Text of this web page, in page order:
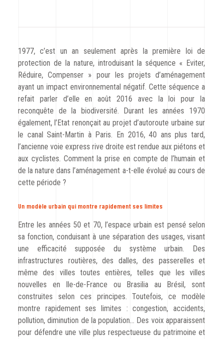
1977, c’est un an seulement après la première loi de
protection de la nature, introduisant la séquence « Eviter,
Réduire, Compenser » pour les projets d’aménagement
ayant un impact environnemental négatif. Cette séquence a
refait parler d’elle en août 2016 avec la loi pour la
reconquête de la biodiversité. Durant les années 1970
également, l’Etat renonçait au projet d’autoroute urbaine sur
le canal Saint-Martin à Paris. En 2016, 40 ans plus tard,
l’ancienne voie express rive droite est rendue aux piétons et
aux cyclistes. Comment la prise en compte de l’humain et
de la nature dans l’aménagement a-t-elle évolué au cours de
cette période ?
Un modèle urbain qui montre rapidement ses limites
Entre les années 50 et 70, l’espace urbain est pensé selon
sa fonction, conduisant à une séparation des usages, visant
une efficacité supposée du système urbain. Des
infrastructures routières, des dalles, des passerelles et
même des villes toutes entières, telles que les villes
nouvelles en Ile-de-France ou Brasilia au Brésil, sont
construites selon ces principes. Toutefois, ce modèle
montre rapidement ses limites : congestion, accidents,
pollution, diminution de la population… Des voix apparaissent
pour défendre une ville plus respectueuse du patrimoine et